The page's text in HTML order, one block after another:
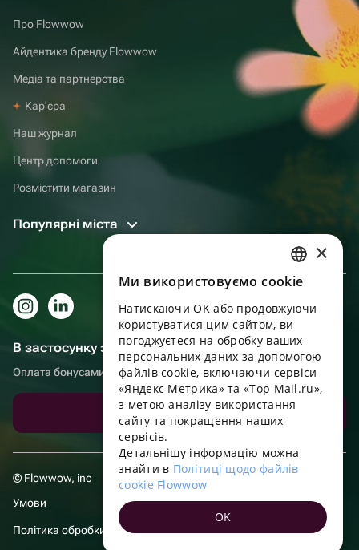
Про Flowwow
Айдентика бренду Flowwow
Медіа та партнерства
Карʼєра
Наш журнал
Центр допомоги
Розмістити магазин
Популярні міста
В застосунку зручніше!
Оплата бонусами, самовивіз, зручний чат підтримки
Завантажити додаток
© Flowwow, inc
Умови
Політика обробки даних
RUSSIAN
ENGLISH
UKRAINIAN
PORTUGUESE
SPANISH
HUNGARIAN
FRENCH
TURKISH
×
Ми використовуємо cookie
Натискаючи OK або продовжуючи
користуватися цим сайтом, ви
погоджуєтеся на обробку ваших
персональних даних за допомогою
файлів cookie, включаючи сервіси
«Яндекс Метрика» та «Top Mail.ru»,
з метою аналізу використання
сайту та покращення наших
сервісів.
Детальнішу інформацію можна
знайти в Політиці щодо файлів
cookie Flowwow
OK